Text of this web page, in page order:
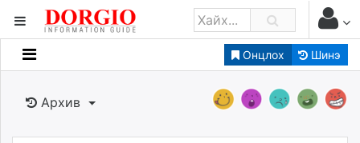
Онцлох Шинэ
Мэдээллийн
Банк санхүү
Бизнес ААН
Архив